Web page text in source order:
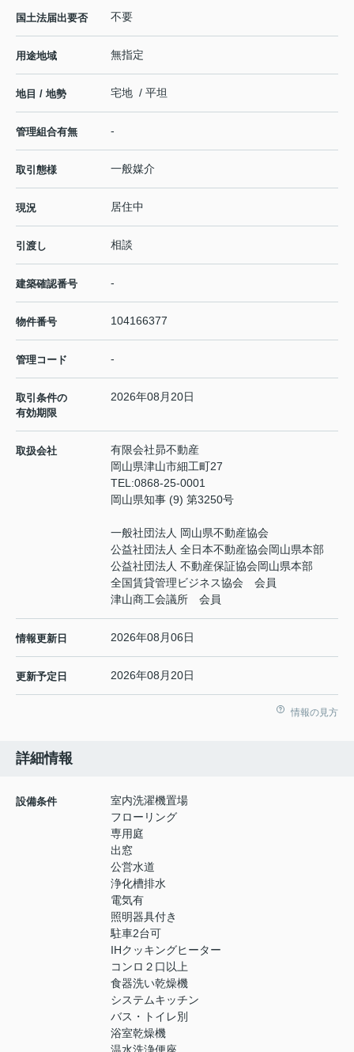
国土法届出要否 不要
用途地域 無指定
地目 / 地勢 宅地 / 平坦
管理組合有無 -
取引態様 一般媒介
現況 居住中
引渡し 相談
建築確認番号 -
物件番号 104166377
管理コード -
取引条件の
有効期限
2026年08月20日
取扱会社
有限会社昴不動産
岡山県津山市細工町27
TEL:0868-25-0001
岡山県知事 (9) 第3250号
一般社団法人 岡山県不動産協会
公益社団法人 全日本不動産協会岡山県本部
公益社団法人 不動産保証協会岡山県本部
全国賃貸管理ビジネス協会 会員
津山商工会議所 会員
情報更新日 2026年08月06日
更新予定日 2026年08月20日
情報の見方
詳細情報
設備条件
室内洗濯機置場
フローリング
専用庭
出窓
公営水道
浄化槽排水
電気有
照明器具付き
駐車2台可
IHクッキングヒーター
コンロ２口以上
食器洗い乾燥機
システムキッチン
バス・トイレ別
浴室乾燥機
温水洗浄便座